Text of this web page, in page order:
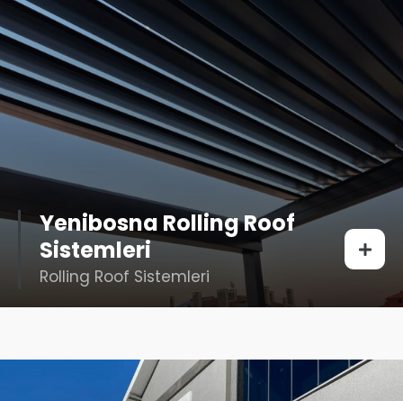
Yenibosna Rolling Roof
Sistemleri
Rolling Roof Sistemleri